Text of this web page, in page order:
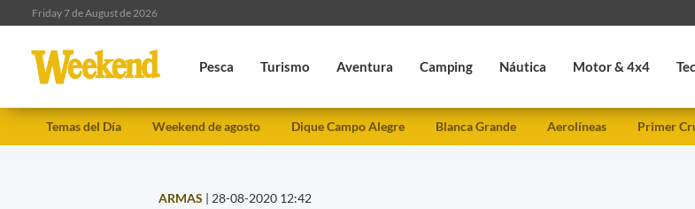
Friday 7 de August de 2026
Pesca Turismo Aventura Camping Náutica Motor & 4x4
Temas del Día Weekend de agosto Dique Campo Alegre Blanca Grande Aerolíneas Primer
ARMAS | 28-08-2020 12:42